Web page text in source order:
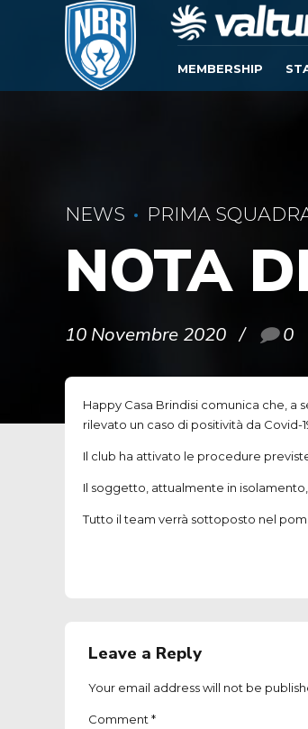
MEMBERSHIP
NEWS PRIMA
NOTA
10 Novembre 2020 0
Happy Casa Brindisi comunica che,
rilevato un caso di positività da Covid-
Il club ha attivato le procedure
Il soggetto, attualmente in
Tutto il team verrà sottoposto nel
Leave a Reply
Your email address will not be
Comment *